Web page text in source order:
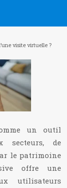
visite virtuelle ?
un outil
secteurs, de
le patrimoine
offre une
utilisateurs